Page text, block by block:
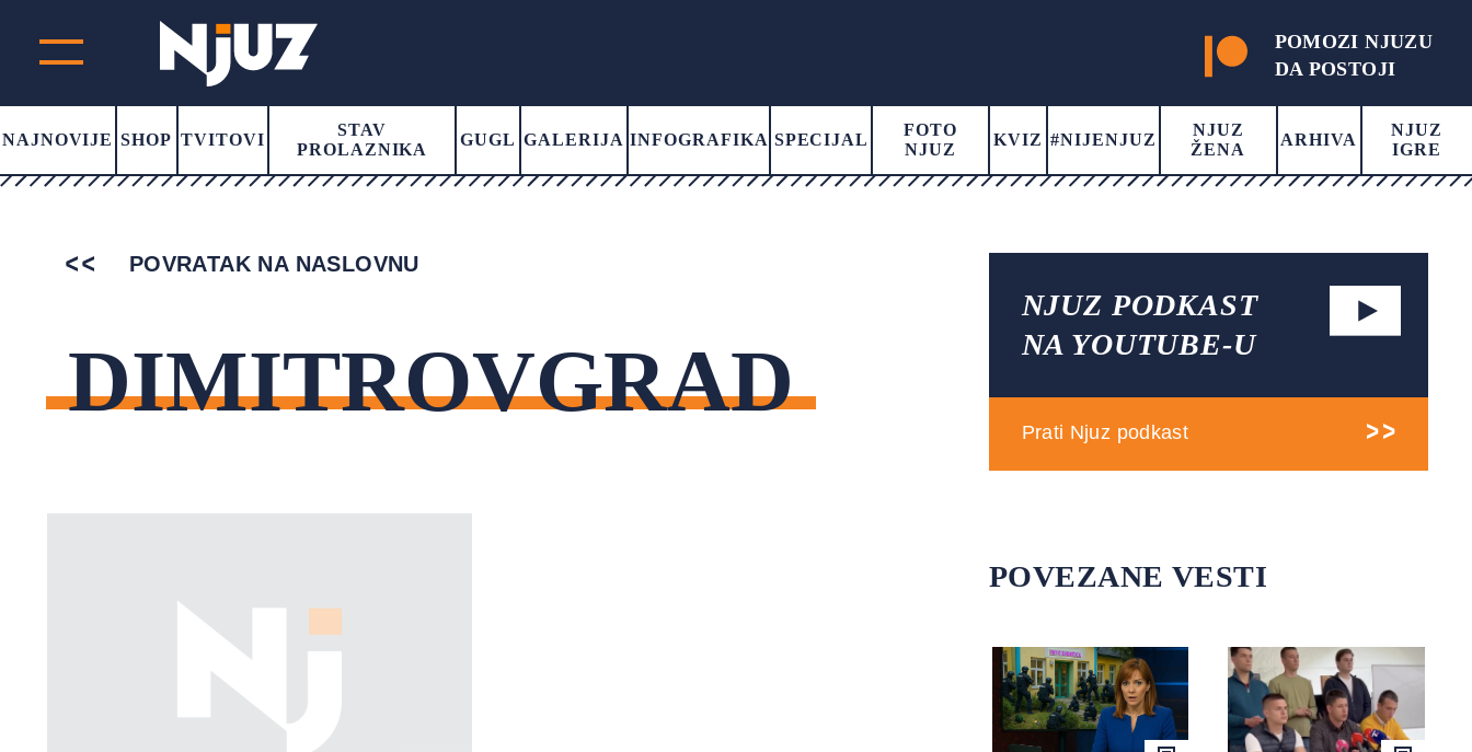
POMOZI NJUZU
DA POSTOJI
NAJNOVIJE SHOP TVITOVI
STAV
PROLAZNIKA
GUGL GALERIJA INFOGRAFIKA SPECIJAL
FOTO
NJUZ
KVIZ #NIJENJUZ
NJUZ
ŽENA
ARHIVA
NJUZ
IGRE
POVRATAK NA NASLOVNU
DIMITROVGRAD
NJUZ PODKAST
NA YOUTUBE-U
Prati Njuz podkast
POVEZANE VESTI